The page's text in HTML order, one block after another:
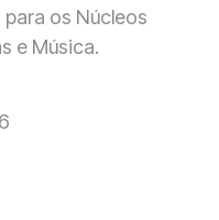
os Núcleos
e Música.